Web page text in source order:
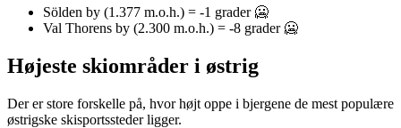
Sölden by (1.377 m.o.h.) = -1 grader 🥶
Val Thorens by (2.300 m.o.h.) = -8 grader 🥶
Højeste skiområder i østrig
Der er store forskelle på, hvor højt oppe i bjergene de mest populære
østrigske skisportssteder ligger.